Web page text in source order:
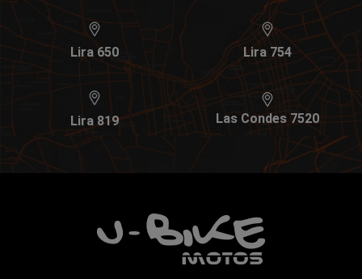
Lira 650 Lira 754
Lira 819 Las Condes 7520